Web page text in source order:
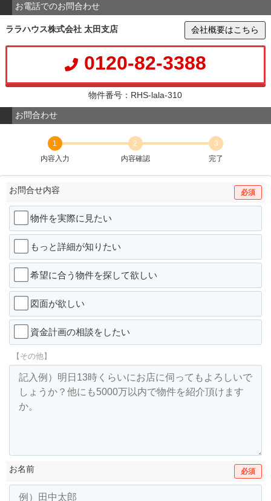
お電話でのお問合わせ
ララハウス株式会社 太田支店 会社概要はこちら
0120-82-3388
物件番号：RHS-lala-310
お問合わせ
1
内容入力
2
内容確認
3
完了
お問合せ内容 必須
物件を実際に見たい
もっと詳細が知りたい
希望に合う物件を探して欲しい
図面が欲しい
資金計画の相談をしたい
【その他】
お名前 必須